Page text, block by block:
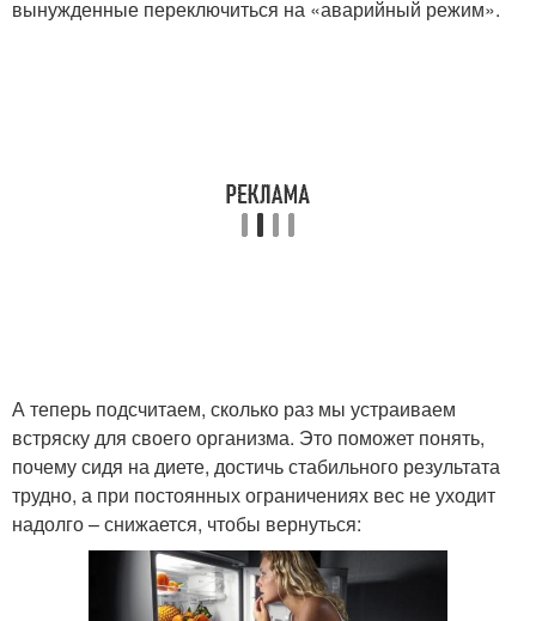
вынужденные переключиться на «аварийный режим».
А теперь подсчитаем, сколько раз мы устраиваем
встряску для своего организма. Это поможет понять,
почему сидя на диете, достичь стабильного результата
трудно, а при постоянных ограничениях вес не уходит
надолго – снижается, чтобы вернуться: